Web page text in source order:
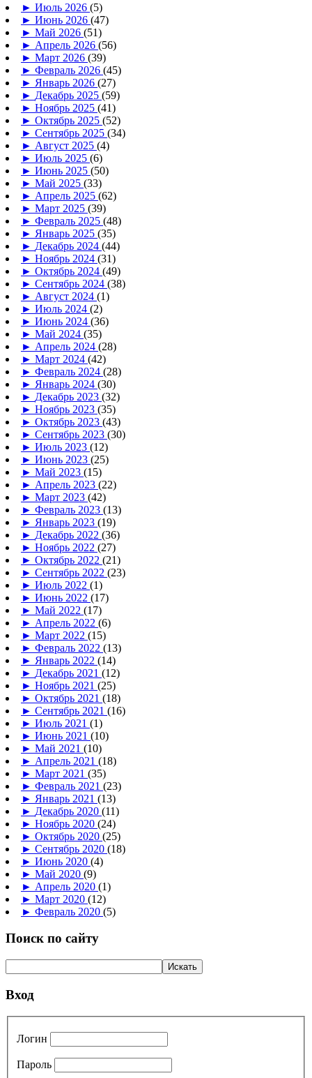
► Июль 2026 (5)
► Июнь 2026 (47)
► Май 2026 (51)
► Апрель 2026 (56)
► Март 2026 (39)
► Февраль 2026 (45)
► Январь 2026 (27)
► Декабрь 2025 (59)
► Ноябрь 2025 (41)
► Октябрь 2025 (52)
► Сентябрь 2025 (34)
► Август 2025 (4)
► Июль 2025 (6)
► Июнь 2025 (50)
► Май 2025 (33)
► Апрель 2025 (62)
► Март 2025 (39)
► Февраль 2025 (48)
► Январь 2025 (35)
► Декабрь 2024 (44)
► Ноябрь 2024 (31)
► Октябрь 2024 (49)
► Сентябрь 2024 (38)
► Август 2024 (1)
► Июль 2024 (2)
► Июнь 2024 (36)
► Май 2024 (35)
► Апрель 2024 (28)
► Март 2024 (42)
► Февраль 2024 (28)
► Январь 2024 (30)
► Декабрь 2023 (32)
► Ноябрь 2023 (35)
► Октябрь 2023 (43)
► Сентябрь 2023 (30)
► Июль 2023 (12)
► Июнь 2023 (25)
► Май 2023 (15)
► Апрель 2023 (22)
► Март 2023 (42)
► Февраль 2023 (13)
► Январь 2023 (19)
► Декабрь 2022 (36)
► Ноябрь 2022 (27)
► Октябрь 2022 (21)
► Сентябрь 2022 (23)
► Июль 2022 (1)
► Июнь 2022 (17)
► Май 2022 (17)
► Апрель 2022 (6)
► Март 2022 (15)
► Февраль 2022 (13)
► Январь 2022 (14)
► Декабрь 2021 (12)
► Ноябрь 2021 (25)
► Октябрь 2021 (18)
► Сентябрь 2021 (16)
► Июль 2021 (1)
► Июнь 2021 (10)
► Май 2021 (10)
► Апрель 2021 (18)
► Март 2021 (35)
► Февраль 2021 (23)
► Январь 2021 (13)
► Декабрь 2020 (11)
► Ноябрь 2020 (24)
► Октябрь 2020 (25)
► Сентябрь 2020 (18)
► Июнь 2020 (4)
► Май 2020 (9)
► Апрель 2020 (1)
► Март 2020 (12)
► Февраль 2020 (5)
Поиск по сайту
Вход
Логин
Пароль